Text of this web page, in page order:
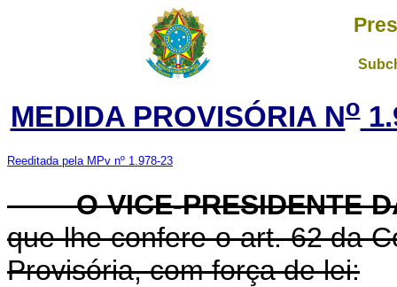
MEDIDA PROVISÓRIA No
Reeditada pela MPv nº 1.978-23
O VICE-PRESIDENTE
que lhe confere o art. 62 da
Provisória, com força de lei: